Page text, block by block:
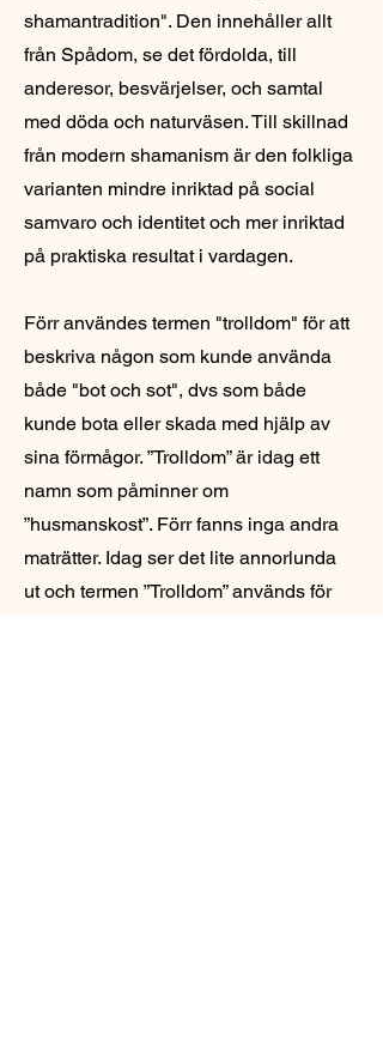
shamantradition". Den innehåller allt
från Spådom, se det fördolda, till
anderesor, besvärjelser, och samtal
med döda och naturväsen. Till skillnad
från modern shamanism är den folkliga
varianten mindre inriktad på social
samvaro och identitet och mer inriktad
på praktiska resultat i vardagen.
Förr användes termen "trolldom" för att
beskriva någon som kunde använda
både "bot och sot", dvs som både
kunde bota eller skada med hjälp av
sina förmågor. ”Trolldom” är idag ett
namn som påminner om
”husmanskost”. Förr fanns inga andra
maträtter. Idag ser det lite annorlunda
ut och termen ”Trolldom” används för